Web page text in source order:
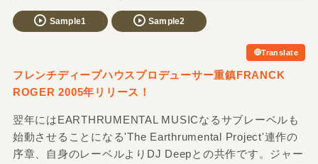
Sample1 Sample2
Translate
フレンチディープハウスプロデューサー重鎮FRANCK
ROGER 2005年リリース！
翌年にはEARTHRUMENTAL MUSICなるサブレーベルも
始動させることになる'The Earthrumental Project'連作の
序章、自身のレーベルよりDJ Deepとの共作です。ジャー